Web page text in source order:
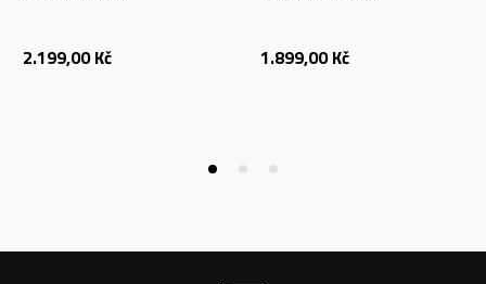
2.199,00 Kč 1.899,00 Kč